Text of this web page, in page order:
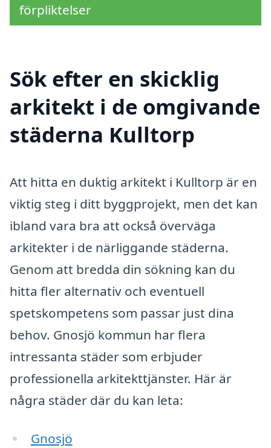
förpliktelser
Sök efter en skicklig
arkitekt i de omgivande
städerna Kulltorp
Att hitta en duktig arkitekt i Kulltorp är en
viktig steg i ditt byggprojekt, men det kan
ibland vara bra att också överväga
arkitekter i de närliggande städerna.
Genom att bredda din sökning kan du
hitta fler alternativ och eventuell
spetskompetens som passar just dina
behov. Gnosjö kommun har flera
intressanta städer som erbjuder
professionella arkitekttjänster. Här är
några städer där du kan leta:
Gnosjö